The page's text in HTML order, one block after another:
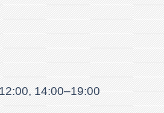
14:00–19:00